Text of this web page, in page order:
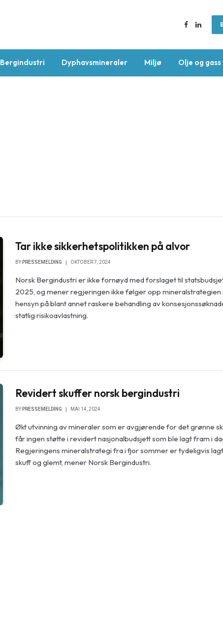
Facebook
LinkedIn
Bergindustri Dyphavsmineraler Miljø Olje og gass
Tar ikke sikkerhetspolitikken på alvor
BY PRESSEMELDING OKTOBER 7, 2024
Norsk Bergindustri er ikke fornøyd med forslaget til
2025, og mener regjeringen ikke følger opp mineralstrategien
hensyn på blant annet raskere behandling av
statlig risikoavlastning.
Revidert skuffer norsk bergindustri
BY PRESSEMELDING MAI 14, 2024
Økt utvinning av mineraler som er avgjørende for det grønne
får ingen støtte i revidert nasjonalbudsjett som ble lagt fram i
Regjeringens mineralstrategi fra i fjor sommer er tydeligvis
skuff og glemt, mener Norsk Bergindustri.